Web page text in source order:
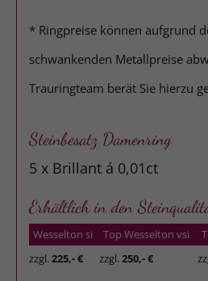
* Ringpreise können aufgrund
schwankenden Metallpreise
Trauringteam berät Sie hierzu
Steinbesatz Damenring
5 x Brillant á 0,01ct
Erhältlich in den
Wesselton si Top Wesselton vsi
zzgl.225,- € zzgl.250,- €